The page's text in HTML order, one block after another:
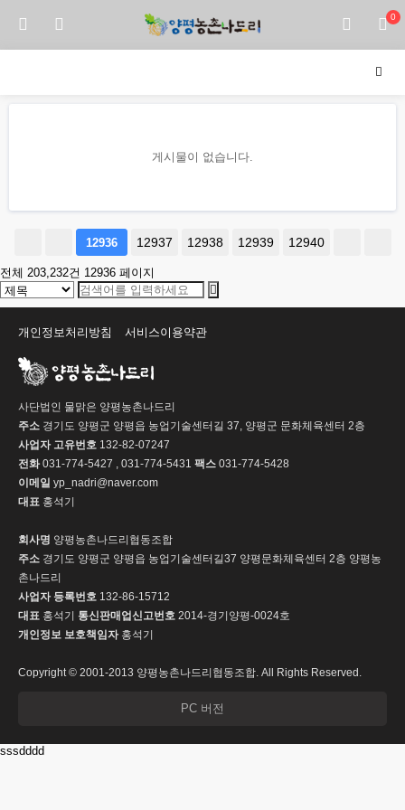
0
게시물이 없습니다.
12936 12937 12938 12939 12940
전체 203,232건 12936 페이지
개인정보처리방침 서비스이용약관
사단법인 물맑은 양평농촌나드리
주소 경기도 양평군 양평읍 농업기술센터길 37, 양평군 문화체육센터 2층
사업자 고유번호 132-82-07247
전화031-774-5427 , 031-774-5431 팩스 031-774-5428
이메일 yp_nadri@naver.com
대표 홍석기
회사명 양평농촌나드리협동조합
주소 경기도 양평군 양평읍 농업기술센터길37 양평문화체육센터 2층 양평농
촌나드리
사업자 등록번호 132-86-15712
대표 홍석기 통신판매업신고번호 2014-경기양평-0024호
개인정보 보호책임자홍석기
Copyright © 2001-2013 양평농촌나드리협동조합. All Rights Reserved.
PC 버전
sssdddd